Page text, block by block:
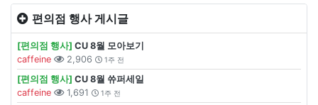
편의점 행사 게시글
[편의점 행사] CU 8월 모아보기
caffeine
2,906 1주 전
[편의점 행사] CU 8월 쓔퍼세일
caffeine
1,691 1주 전